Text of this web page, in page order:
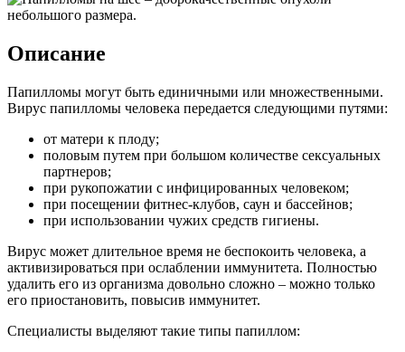
Описание
Папилломы могут быть единичными или множественными.
Вирус папилломы человека передается следующими путями:
от матери к плоду;
половым путем при большом количестве сексуальных
партнеров;
при рукопожатии с инфицированных человеком;
при посещении фитнес-клубов, саун и бассейнов;
при использовании чужих средств гигиены.
Вирус может длительное время не беспокоить человека, а
активизироваться при ослаблении иммунитета. Полностью
удалить его из организма довольно сложно – можно только
его приостановить, повысив иммунитет.
Специалисты выделяют такие типы папиллом: